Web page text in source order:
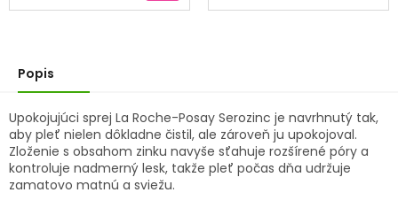
z
Popis
Upokojujúci sprej La Roche-Posay Serozinc je navrhnutý tak,
aby pleť nielen dôkladne čistil, ale zároveň ju upokojoval.
Zloženie s obsahom zinku navyše sťahuje rozšírené póry a
kontroluje nadmerný lesk, takže pleť počas dňa udržuje
zamatovo matnú a sviežu.